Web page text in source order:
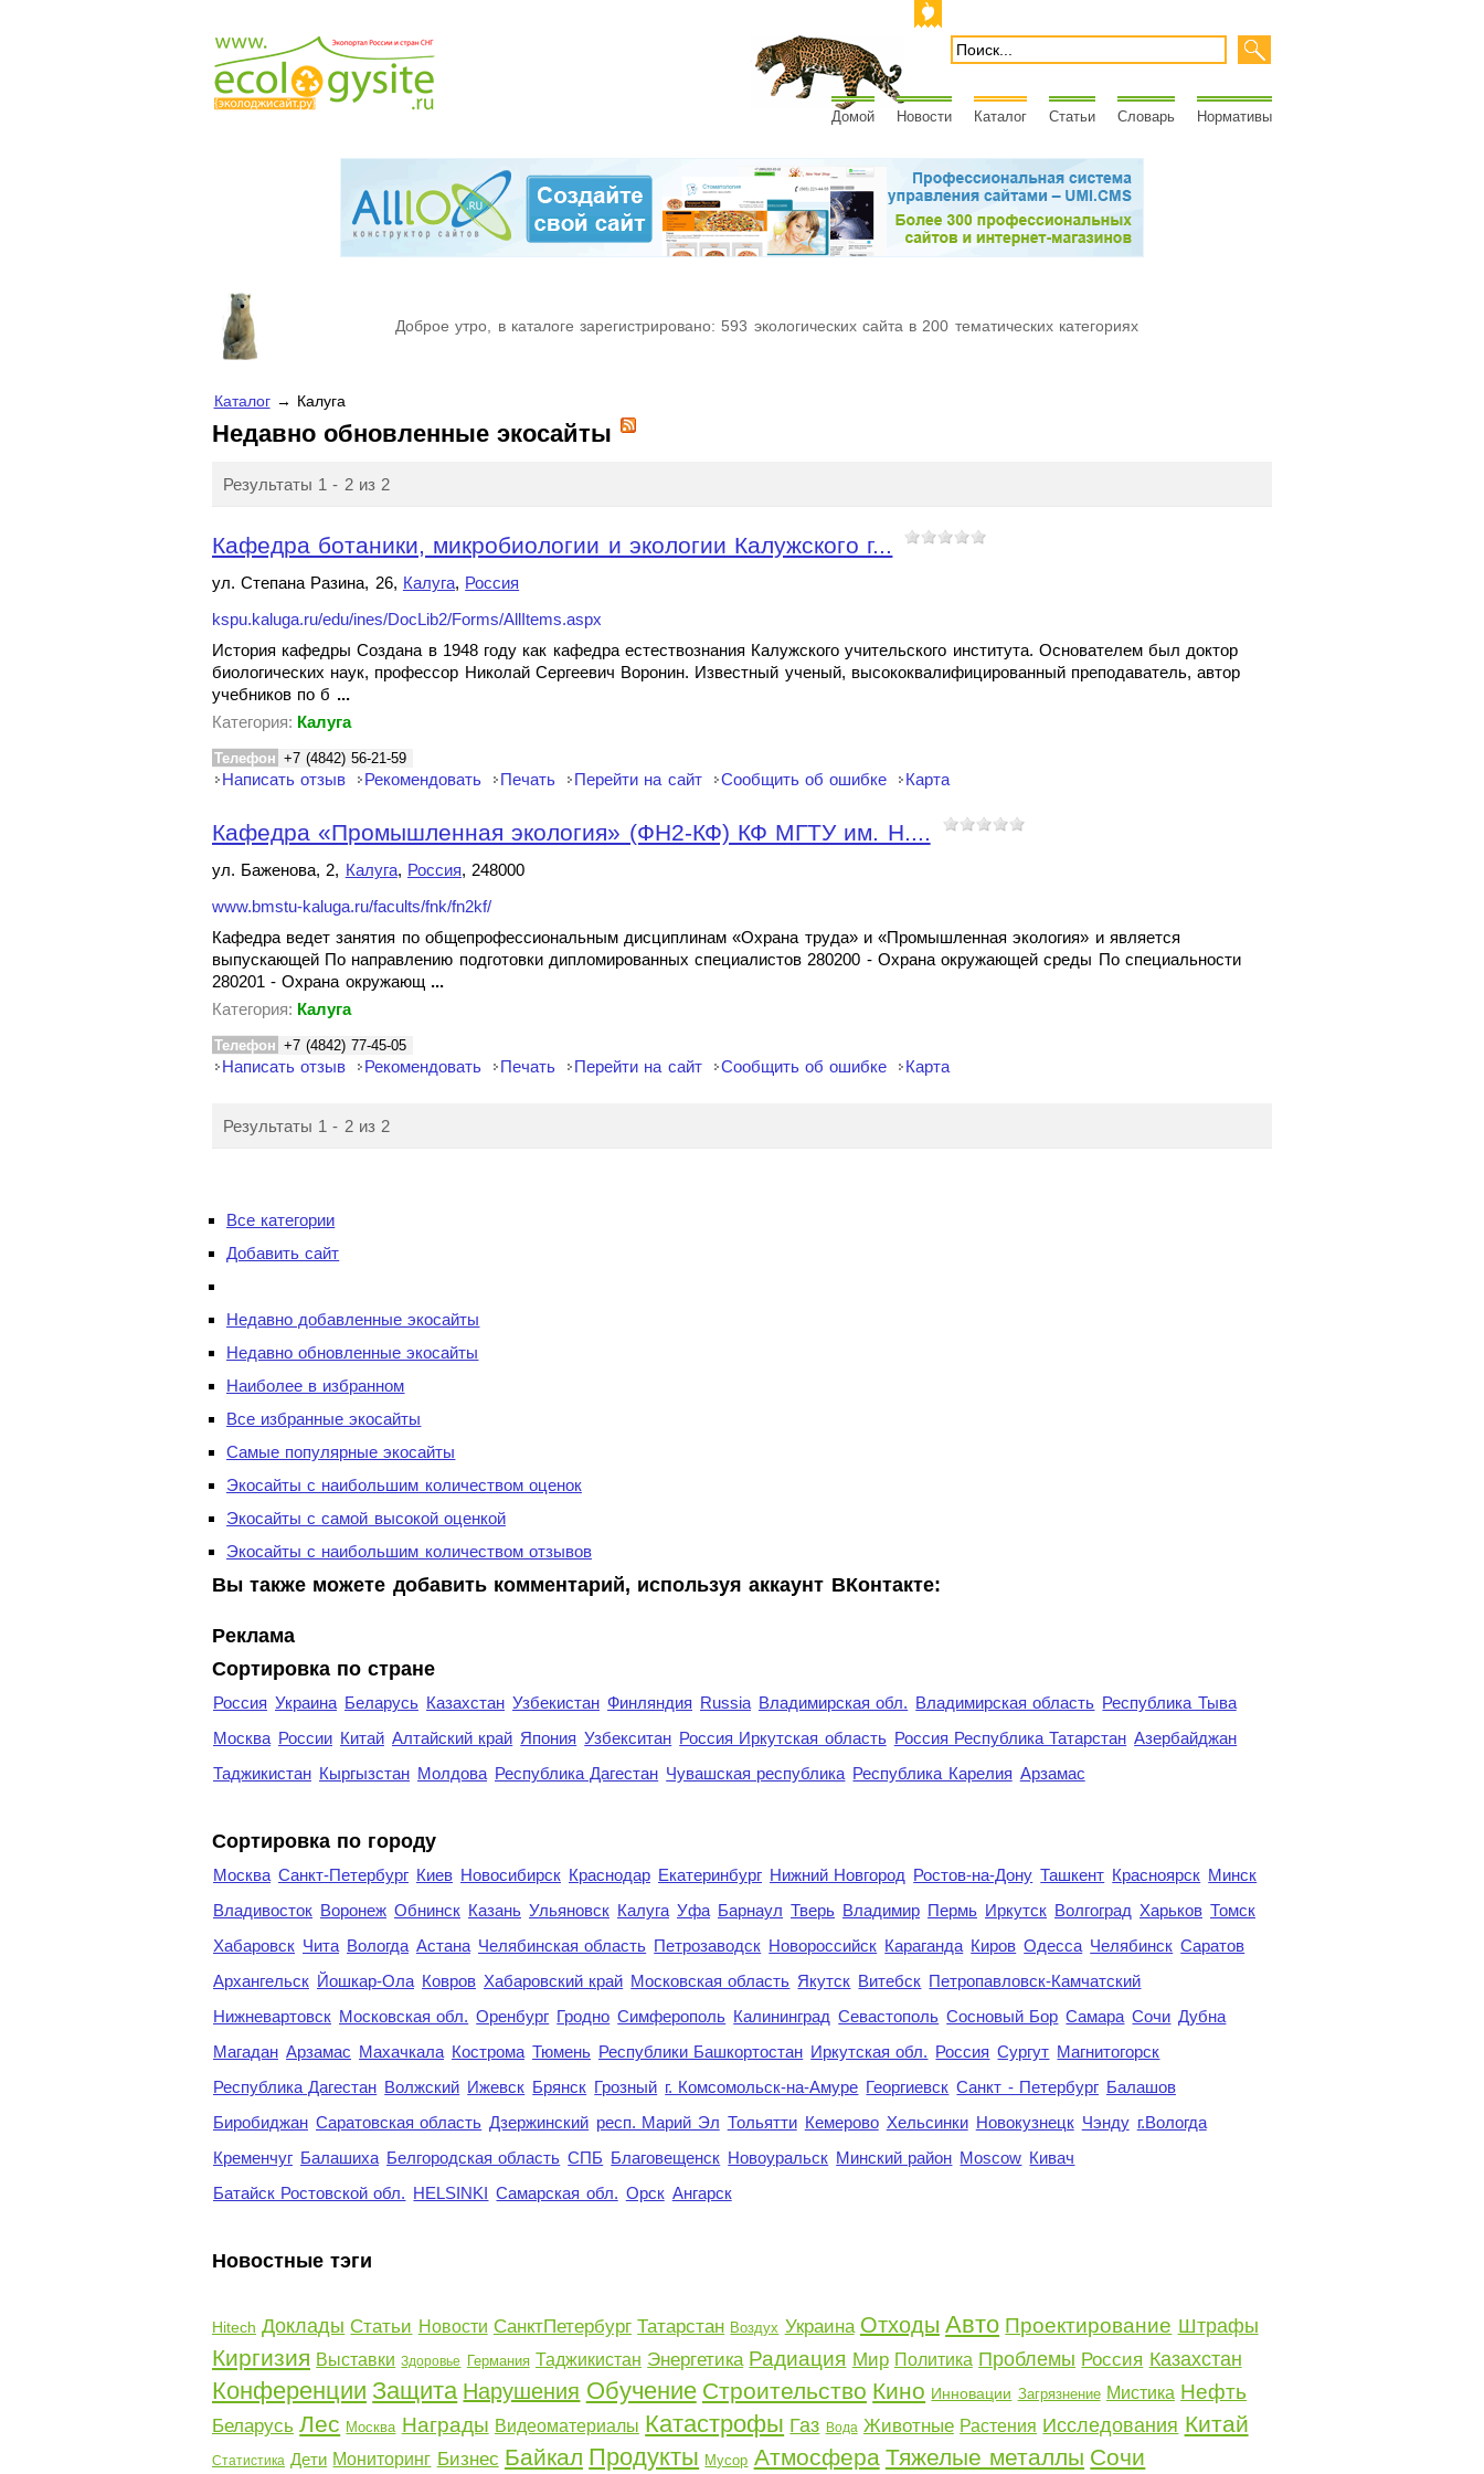
Домой Новости Каталог Статьи Словарь Нормативы
Доброе утро, в каталоге зарегистрировано: 593 экологических сайта в 200 тематических категориях
Каталог→ Калуга
Недавно обновленные экосайты
Результаты 1 - 2 из 2
Кафедра ботаники, микробиологии и экологии Калужского г...
ул. Степана Разина, 26, Калуга, Россия
kspu.kaluga.ru/edu/ines/DocLib2/Forms/AllItems.aspx
История кафедры Создана в 1948 году как кафедра естествознания Калужского учительского института. Основателем был доктор
биологических наук, профессор Николай Сергеевич Воронин. Известный ученый, высококвалифицированный преподаватель, автор
учебников по б ...
Категория: Калуга
Телефон +7 (4842) 56-21-59
Написать отзыв Рекомендовать Печать Перейти на сайт Сообщить об ошибке Карта
Кафедра «Промышленная экология» (ФН2-КФ) КФ МГТУ им. Н....
ул. Баженова, 2, Калуга, Россия, 248000
www.bmstu-kaluga.ru/facults/fnk/fn2kf/
Кафедра ведет занятия по общепрофессиональным дисциплинам «Охрана труда» и «Промышленная экология» и является
выпускающей По направлению подготовки дипломированных специалистов 280200 - Охрана окружающей среды По специальности
280201 - Охрана окружающ ...
Категория: Калуга
Телефон +7 (4842) 77-45-05
Написать отзыв Рекомендовать Печать Перейти на сайт Сообщить об ошибке Карта
Результаты 1 - 2 из 2
Все категории
Добавить сайт
Недавно добавленные экосайты
Недавно обновленные экосайты
Наиболее в избранном
Все избранные экосайты
Самые популярные экосайты
Экосайты с наибольшим количеством оценок
Экосайты с самой высокой оценкой
Экосайты с наибольшим количеством отзывов
Вы также можете добавить комментарий, используя аккаунт ВКонтакте:
Реклама
Сортировка по стране
Россия Украина Беларусь Казахстан Узбекистан Финляндия Russia Владимирская обл. Владимирская область Республика Тыва
Москва России Китай Алтайский край Япония Узбекситан Россия Иркутская область Россия Республика Татарстан Азербайджан
Таджикистан Кыргызстан Молдова Республика Дагестан Чувашская республика Республика Карелия Арзамас
Cортировка по городу
Москва Санкт-Петербург Киев Новосибирск Краснодар Екатеринбург Нижний Новгород Ростов-на-Дону Ташкент Красноярск Минск
Владивосток Воронеж Обнинск Казань Ульяновск Калуга Уфа Барнаул Тверь Владимир Пермь Иркутск Волгоград Харьков Томск
Хабаровск Чита Вологда Астана Челябинская область Петрозаводск Новороссийск Караганда Киров Одесса Челябинск Саратов
Архангельск Йошкар-Ола Ковров Хабаровский край Московская область Якутск Витебск Петропавловск-Камчатский
Нижневартовск Московская обл. Оренбург Гродно Симферополь Калининград Севастополь Сосновый Бор Самара Сочи Дубна
Магадан Арзамас Махачкала Кострома Тюмень Республики Башкортостан Иркутская обл. Россия Сургут Магнитогорск
Республика Дагестан Волжский Ижевск Брянск Грозный г. Комсомольск-на-Амуре Георгиевск Санкт - Петербург Балашов
Биробиджан Саратовская область Дзержинский респ. Марий Эл Тольятти Кемерово Хельсинки Новокузнецк Чэнду г.Вологда
Кременчуг Балашиха Белгородская область СПБ Благовещенск Новоуральск Минский район Moscow Кивач
Батайск Ростовской обл. HELSINKI Самарская обл. Орск Ангарск
Новостные тэги
Hitech Доклады Статьи Новости СанктПетербург Татарстан Воздух Украина Отходы Авто Проектирование Штрафы
Киргизия Выставки Здоровье Германия Таджикистан Энергетика Радиация Мир Политика Проблемы Россия Казахстан
Конференции Защита Нарушения Обучение Строительство Кино Инновации Загрязнение Мистика Нефть
Беларусь Лес Москва Награды Видеоматериалы Катастрофы Газ Вода Животные Растения Исследования Китай
Статистика Дети Мониторинг Бизнес Байкал Продукты Мусор Атмосфера Тяжелые металлы Сочи